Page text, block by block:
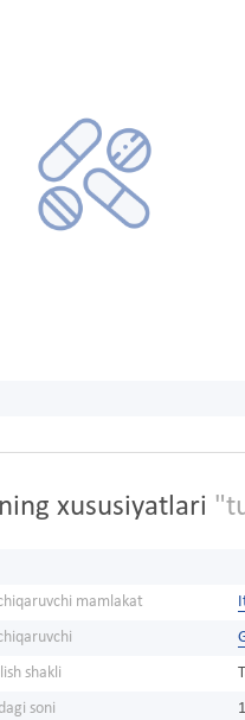
xususiyatlari
mamlakat
shakli
soni
1